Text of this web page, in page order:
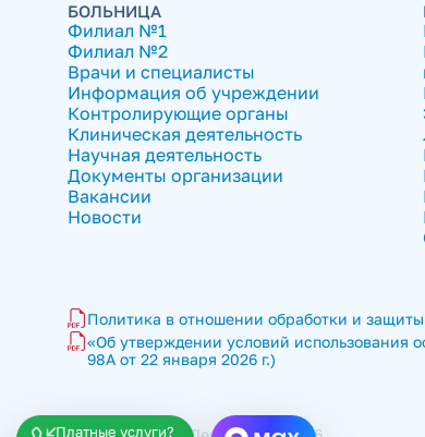
БОЛЬНИЦА
Филиал №1
Филиал №2
Врачи и специалисты
Информация об учреждении
Контролирующие органы
Клиническая деятельность
Научная деятельность
Документы организации
Вакансии
Новости
Политика в отношении обработки и
«Об утверждении условий
98А от 22 января 2026 г.)
Платные услуги?